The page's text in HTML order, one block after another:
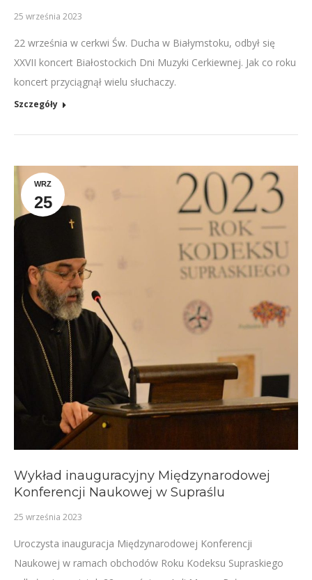
25 września 2023
22 września w cerkwi Św. Ducha w Białymstoku, odbył się
XXVII koncert Białostockich Dni Muzyki Cerkiewnej. Jak co roku
koncert przyciągnął wielu słuchaczy.
Szczegóły
WRZ
25
Wykład inauguracyjny Międzynarodowej
Konferencji Naukowej w Supraślu
25 września 2023
Uroczysta inauguracja Międzynarodowej Konferencji
Naukowej w ramach obchodów Roku Kodeksu Supraskiego